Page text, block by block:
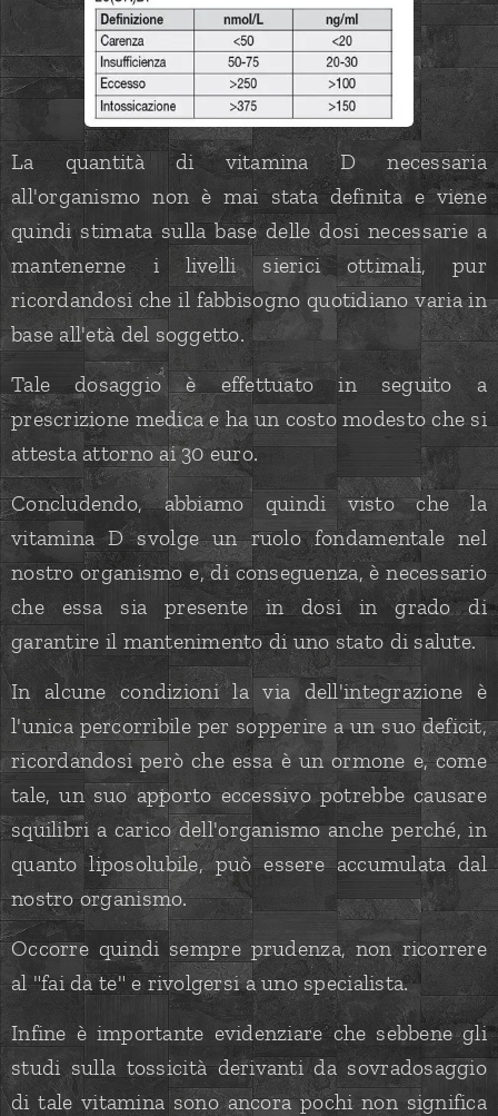
La quantità di vitamina D necessaria
all'organismo non è mai stata definita e viene
quindi stimata sulla base delle dosi necessarie a
mantenerne i livelli sierici ottimali, pur
ricordandosi che il fabbisogno quotidiano varia in
base all'età del soggetto.
Tale dosaggio è effettuato in seguito a
prescrizione medica e ha un costo modesto che si
attesta attorno ai 30 euro.
Concludendo, abbiamo quindi visto che la
vitamina D svolge un ruolo fondamentale nel
nostro organismo e, di conseguenza, è necessario
che essa sia presente in dosi in grado di
garantire il mantenimento di uno stato di salute.
In alcune condizioni la via dell'integrazione è
l'unica percorribile per sopperire a un suo deficit,
ricordandosi però che essa è un ormone e, come
tale, un suo apporto eccessivo potrebbe causare
squilibri a carico dell'organismo anche perché, in
quanto liposolubile, può essere accumulata dal
nostro organismo.
Occorre quindi sempre prudenza, non ricorrere
al "fai da te" e rivolgersi a uno specialista.
Infine è importante evidenziare che sebbene gli
studi sulla tossicità derivanti da sovradosaggio
di tale vitamina sono ancora pochi non significa